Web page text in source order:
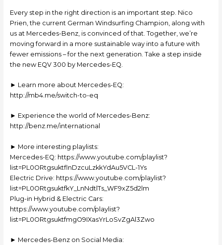
Every step in the right direction is an important step. Nico
Prien, the current German Windsurfing Champion, along with
us at Mercedes-Benz, is convinced of that. Together, we’re
moving forward in a more sustainable way into a future with
fewer emissions – for the next generation. Take a step inside
the new EQV 300 by Mercedes-EQ.
► Learn more about Mercedes-EQ:
http://mb4.me/switch-to-eq
► Experience the world of Mercedes-Benz:
http://benz.me/international
► More interesting playlists:
Mercedes-EQ: https://www.youtube.com/playlist?
list=PL0ORtgsuktflnDzcuLzkkYdAu5VCL-1Ys
Electric Drive: https://www.youtube.com/playlist?
list=PL0ORtgsuktfkY_LnNdtlTs_WF9xZ5d2lm
Plug-in Hybrid & Electric Cars:
https://www.youtube.com/playlist?
list=PL0ORtgsuktfmgO9IXasYrLoSvZgAl3Zwo
► Mercedes-Benz on Social Media: